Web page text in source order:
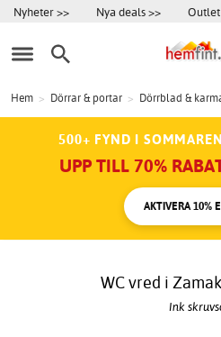
Nyheter >> Nya deals >>
Hem > Dörrar & portar > Dörrblad &
500+ FYND I
UPP TILL 70%
AKTIVERA 10%
WC vred i
Ink